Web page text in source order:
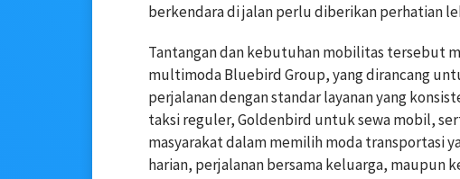
berkendara di jalan perlu diberikan perhatian
Tantangan dan kebutuhan mobilitas tersebut
multimoda Bluebird Group, yang dirancang
perjalanan dengan standar layanan yang
taksi reguler, Goldenbird untuk sewa mobil,
masyarakat dalam memilih moda transportasi
harian, perjalanan bersama keluarga, maupun